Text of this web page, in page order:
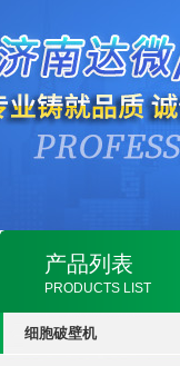
产品列表
PRODUCTS LIST
细胞破壁机